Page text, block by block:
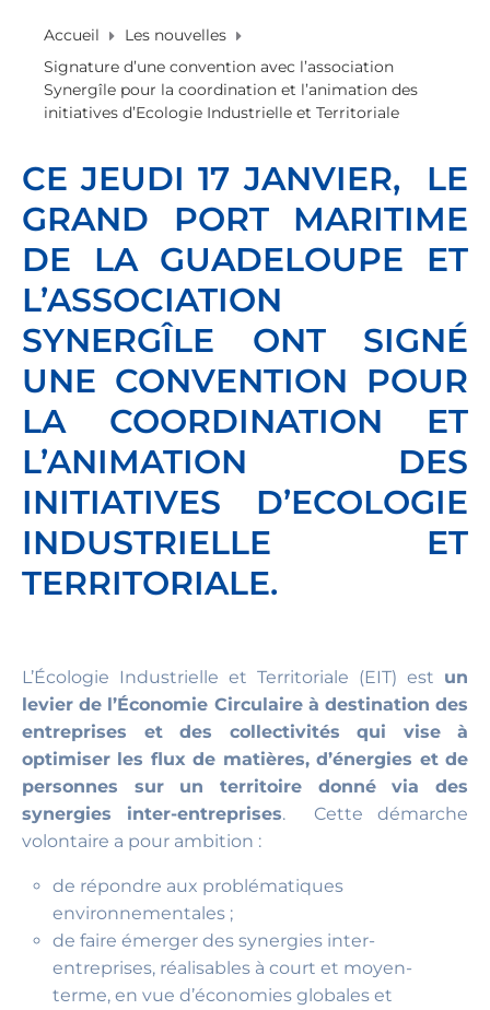
Accueil
Les nouvelles
Signature d’une convention avec l’association
Synergîle pour la coordination et l’animation des
initiatives d’Ecologie Industrielle et Territoriale
CE JEUDI 17 JANVIER, LE
GRAND PORT MARITIME
DE LA GUADELOUPE ET
L’ASSOCIATION
SYNERGÎLE ONT SIGNÉ
UNE CONVENTION POUR
LA COORDINATION ET
L’ANIMATION DES
INITIATIVES D’ECOLOGIE
INDUSTRIELLE ET
TERRITORIALE.
L’Écologie Industrielle et Territoriale (EIT) est un
levier de l’Économie Circulaire à destination des
entreprises et des collectivités qui vise à
optimiser les flux de matières, d’énergies et de
personnes sur un territoire donné via des
synergies inter-entreprises. Cette démarche
volontaire a pour ambition :
de répondre aux problématiques
environnementales ;
de faire émerger des synergies inter-
entreprises, réalisables à court et moyen-
terme, en vue d’économies globales et